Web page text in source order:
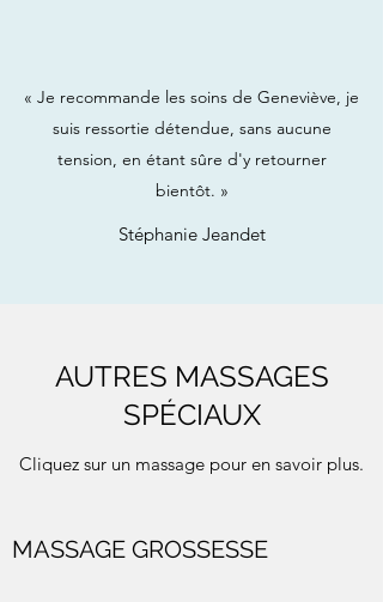
« Je recommande les soins de Geneviève, je
suis ressortie détendue, sans aucune
tension, en étant sûre d'y retourner
bientôt. »
Stéphanie Jeandet
AUTRES MASSAGES
SPÉCIAUX
Cliquez sur un massage pour en savoir plus.
MASSAGE GROSSESSE